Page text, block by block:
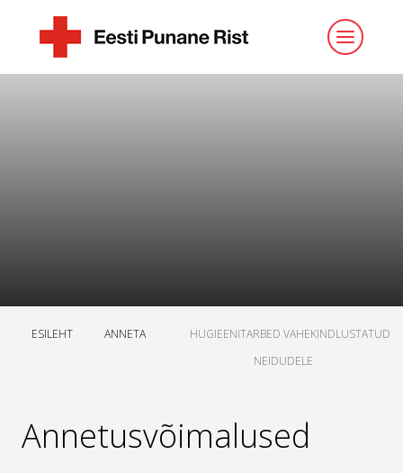
ESILEHT ANNETA
HUGIEENITARBED VAHEKINDLUSTATUD
NEIDUDELE
Annetusvõimalused